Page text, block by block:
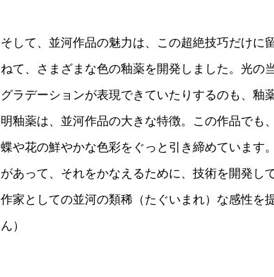
そして、並河作品の魅力は、この超絶技巧だけに
ねて、さまざまな色の釉薬を開発しました。光の
グラデーションが表現できていたりするのも、釉
明釉薬は、並河作品の大きな特徴。この作品でも
蝶や花の鮮やかな色彩をぐっと引き締めています
があって、それをかなえるために、技術を開発し
作家としての並河の類稀（たぐいまれ）な感性を
ん）